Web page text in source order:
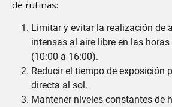
de rutinas:
Limitar y evitar la realización de
intensas al aire libre en las
(10:00 a 16:00).
Reducir el tiempo de exposición
directa al sol.
Mantener niveles constantes de